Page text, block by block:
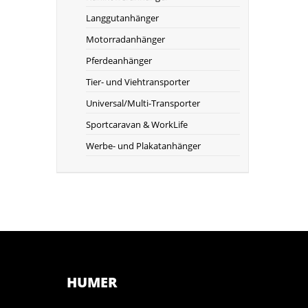
Langgutanhänger
Motorradanhänger
Pferdeanhänger
Tier- und Viehtransporter
Universal/Multi-Transporter
Sportcaravan & WorkLife
Werbe- und Plakatanhänger
HUMER